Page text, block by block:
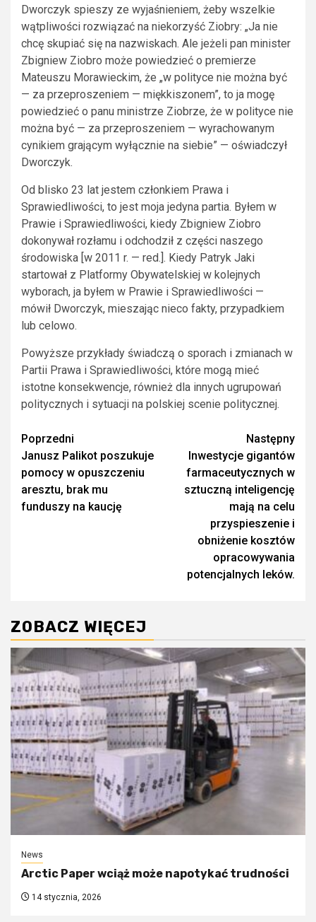
Dworczyk spieszy ze wyjaśnieniem, żeby wszelkie
wątpliwości rozwiązać na niekorzyść Ziobry: „Ja nie
chcę skupiać się na nazwiskach. Ale jeżeli pan minister
Zbigniew Ziobro może powiedzieć o premierze
Mateuszu Morawieckim, że „w polityce nie można być
— za przeproszeniem — miękkiszonem”, to ja mogę
powiedzieć o panu ministrze Ziobrze, że w polityce nie
można być — za przeproszeniem — wyrachowanym
cynikiem grającym wyłącznie na siebie” — oświadczył
Dworczyk.
Od blisko 23 lat jestem członkiem Prawa i
Sprawiedliwości, to jest moja jedyna partia. Byłem w
Prawie i Sprawiedliwości, kiedy Zbigniew Ziobro
dokonywał rozłamu i odchodził z części naszego
środowiska [w 2011 r. — red.]. Kiedy Patryk Jaki
startował z Platformy Obywatelskiej w kolejnych
wyborach, ja byłem w Prawie i Sprawiedliwości —
mówił Dworczyk, mieszając nieco fakty, przypadkiem
lub celowo.
Powyższe przykłady świadczą o sporach i zmianach w
Partii Prawa i Sprawiedliwości, które mogą mieć
istotne konsekwencje, również dla innych ugrupowań
politycznych i sytuacji na polskiej scenie politycznej.
Zobacz
wpisy
Poprzedni
Janusz Palikot poszukuje
pomocy w opuszczeniu
aresztu, brak mu
funduszy na kaucję
Następny
Inwestycje gigantów
farmaceutycznych w
sztuczną inteligencję
mają na celu
przyspieszenie i
obniżenie kosztów
opracowywania
potencjalnych leków.
ZOBACZ WIĘCEJ
News
Arctic Paper wciąż może napotykać trudności
14 stycznia, 2026